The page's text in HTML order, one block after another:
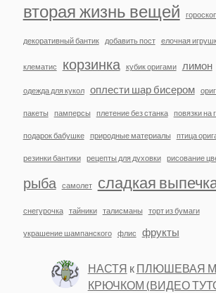
вторая жизнь вещей
декоративный бантик добавить пост елочная
клематис корзинка кубик оригами лимон
одежда для кукол оплести шар бисером
пакеты памперсы плетение без станка повязки на
подарок бабушке природные материалы птица
резинки бантики рецепты для духовки рисование
рыба самолет сладкая
снегурочка тайники талисманы торт из бумаги
украшение шампанского флис фрукты
НАСТЯ к ПЛЮШЕВАЯ
КРЮЧКОМ (ВИДЕО